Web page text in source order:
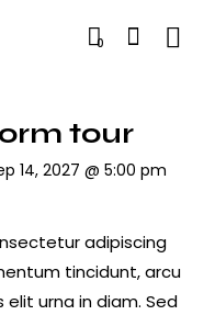
0
tour
14, 2027 @ 5:00 pm
adipiscing
tincidunt, arcu
urna in diam. Sed